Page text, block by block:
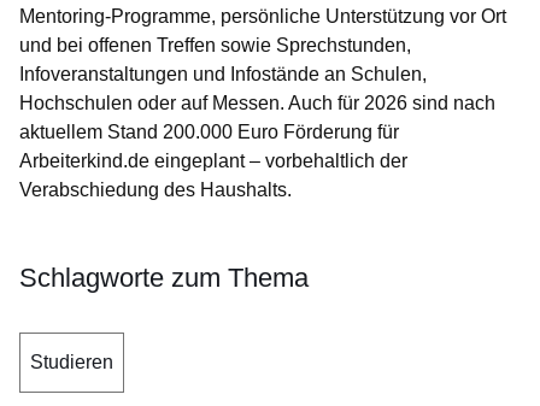
Mentoring-Programme, persönliche Unterstützung vor Ort
und bei offenen Treffen sowie Sprechstunden,
Infoveranstaltungen und Infostände an Schulen,
Hochschulen oder auf Messen. Auch für 2026 sind nach
aktuellem Stand 200.000 Euro Förderung für
Arbeiterkind.de eingeplant – vorbehaltlich der
Verabschiedung des Haushalts.
Schlagworte zum Thema
Studieren